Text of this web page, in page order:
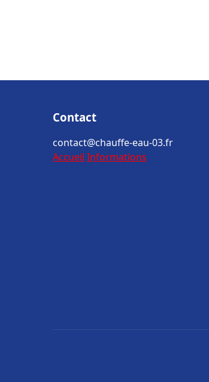
Contact
contact@chauffe-eau-03.fr
Accueil Informations